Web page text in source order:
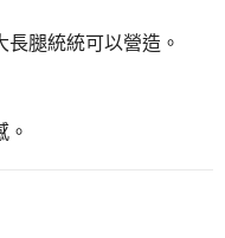
腿統統可以營造。